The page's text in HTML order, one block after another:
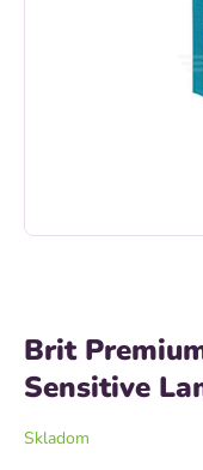
Brit
Sensitive
Skladom